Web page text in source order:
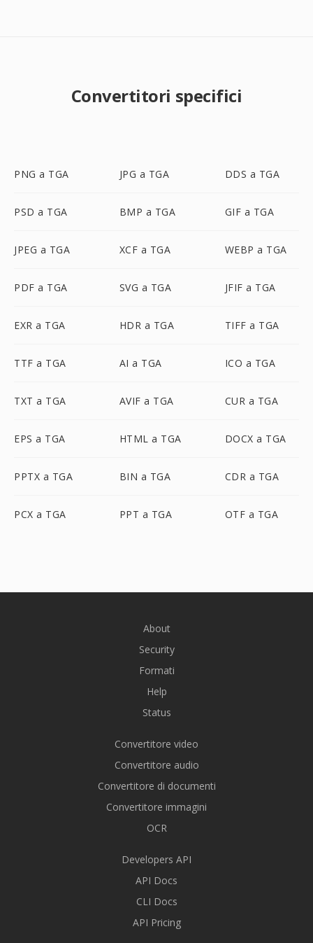
Convertitori specifici
PNG a TGA JPG a TGA DDS a TGA
PSD a TGA BMP a TGA GIF a TGA
JPEG a TGA XCF a TGA WEBP a TGA
PDF a TGA SVG a TGA JFIF a TGA
EXR a TGA HDR a TGA TIFF a TGA
TTF a TGA AI a TGA ICO a TGA
TXT a TGA AVIF a TGA CUR a TGA
EPS a TGA HTML a TGA DOCX a TGA
PPTX a TGA BIN a TGA CDR a TGA
PCX a TGA PPT a TGA OTF a TGA
About
Security
Formati
Help
Status
Convertitore video
Convertitore audio
Convertitore di documenti
Convertitore immagini
OCR
Developers API
API Docs
CLI Docs
API Pricing